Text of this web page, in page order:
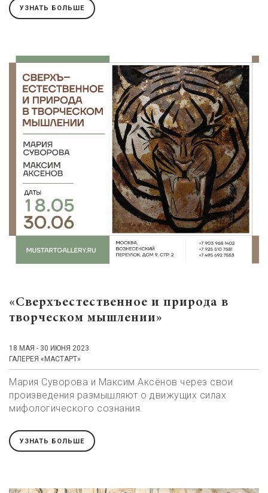
УЗНАТЬ БОЛЬШЕ
«Сверхъестественное и природа в
творческом мышлении»
18 МАЯ - 30 ИЮНЯ 2023
ГАЛЕРЕЯ «МАСТАРТ»
Мария Суворова и Максим Аксёнов через свои
произведения размышляют о движущих силах
мифологического сознания.
УЗНАТЬ БОЛЬШЕ